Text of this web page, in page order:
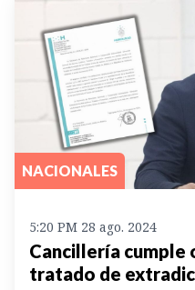
NACIONALES
5:20 PM 28 ago. 2024
Cancillería cumple
tratado de